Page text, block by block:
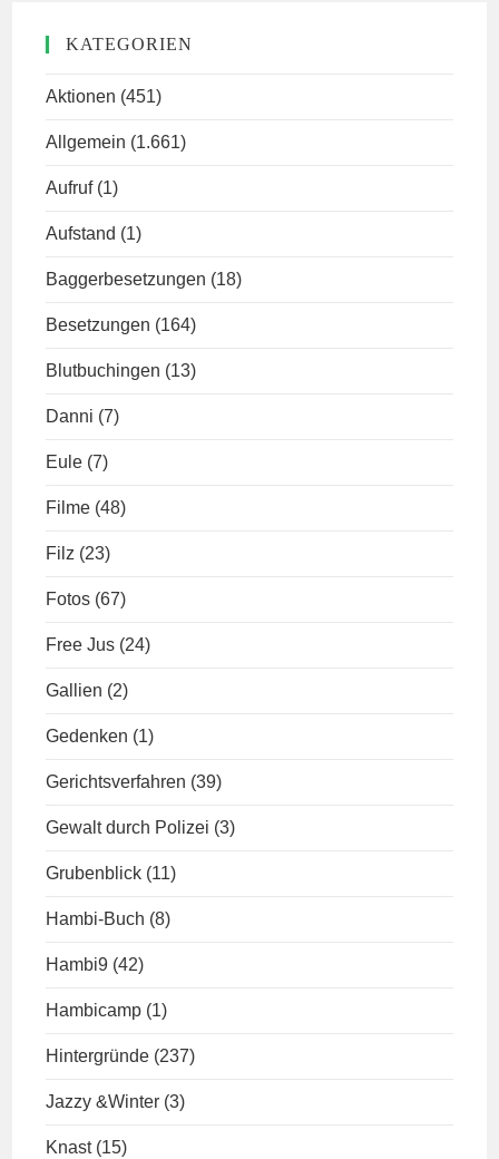
KATEGORIEN
Aktionen (451)
Allgemein (1.661)
Aufruf (1)
Aufstand (1)
Baggerbesetzungen (18)
Besetzungen (164)
Blutbuchingen (13)
Danni (7)
Eule (7)
Filme (48)
Filz (23)
Fotos (67)
Free Jus (24)
Gallien (2)
Gedenken (1)
Gerichtsverfahren (39)
Gewalt durch Polizei (3)
Grubenblick (11)
Hambi-Buch (8)
Hambi9 (42)
Hambicamp (1)
Hintergründe (237)
Jazzy &Winter (3)
Knast (15)